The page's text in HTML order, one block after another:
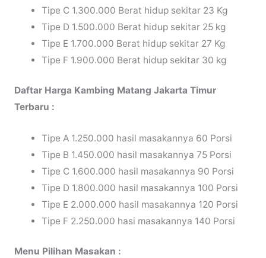
Tipe C 1.300.000 Berat hidup sekitar 23 Kg
Tipe D 1.500.000 Berat hidup sekitar 25 kg
Tipe E 1.700.000 Berat hidup sekitar 27 Kg
Tipe F 1.900.000 Berat hidup sekitar 30 kg
Daftar Harga Kambing Matang Jakarta Timur
Terbaru :
Tipe A 1.250.000 hasil masakannya 60 Porsi
Tipe B 1.450.000 hasil masakannya 75 Porsi
Tipe C 1.600.000 hasil masakannya 90 Porsi
Tipe D 1.800.000 hasil masakannya 100 Porsi
Tipe E 2.000.000 hasil masakannya 120 Porsi
Tipe F 2.250.000 hasi masakannya 140 Porsi
Menu Pilihan Masakan :